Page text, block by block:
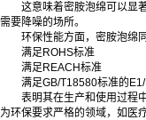
这意味着密胺泡绵可以显
需要降噪的场所。
环保性能方面，密胺泡绵
满足ROHS标准
满足REACH标准
满足GB/T18580标准的
表明其在生产和使用过程
为环保要求严格的领域，如医